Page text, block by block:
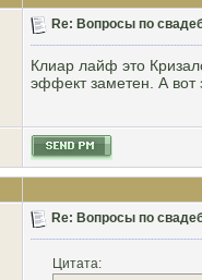
Re: Вопросы по
Клиар лайф это
эффект заметен. А вот
Re: Вопросы по
Цитата: